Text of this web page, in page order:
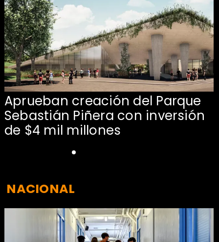
Aprueban creación del Parque
Sebastián Piñera con inversión
de $4 mil millones
NACIONAL